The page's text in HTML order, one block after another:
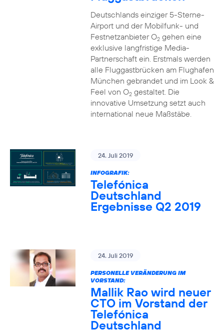
Deutschlands einziger 5-Sterne-
Airport und der Mobilfunk- und
Festnetzanbieter O2gehen eine
exklusive langfristige Media-
Partnerschaft ein. Erstmals werden
alle Fluggastbrücken am Flughafen
München gebrandet und im Look &
Feel von O2gestaltet. Die
innovative Umsetzung setzt auch
international neue Maßstäbe.
24. Juli 2019
INFOGRAFIK:
Telefónica
Deutschland
Ergebnisse Q2 2019
24. Juli 2019
PERSONELLE VERÄNDERUNG IM
VORSTAND:
Mallik Rao wird neuer
CTO im Vorstand der
Telefónica
Deutschland